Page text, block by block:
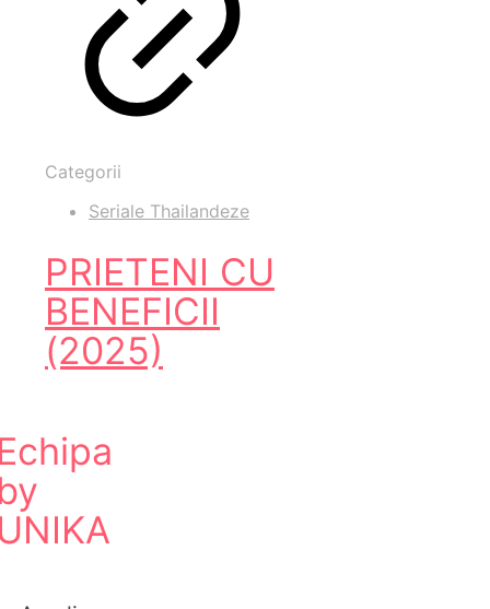
Categorii
Seriale Thailandeze
PRIETENI CU
BENEFICII
(2025)